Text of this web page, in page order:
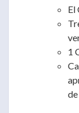
El
1
de